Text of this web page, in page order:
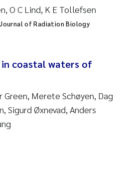
O C Lind, K E Tollefsen
of Radiation Biology
coastal waters of
Green, Merete Schøyen, Dag
Sigurd Øxnevad, Anders